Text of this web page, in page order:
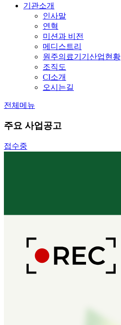
기관소개
인사말
연혁
미션과 비전
메디스트리
원주의료기기산업현황
조직도
CI소개
오시는길
전체메뉴
주요 사업공고
접수중